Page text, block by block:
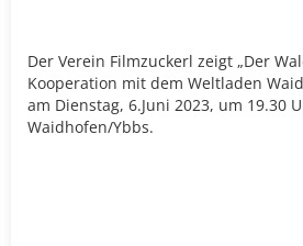
Der Verein Filmzuckerl zeigt „Der
Kooperation mit dem Weltladen
am Dienstag, 6.Juni 2023, um 19.30
Waidhofen/Ybbs.